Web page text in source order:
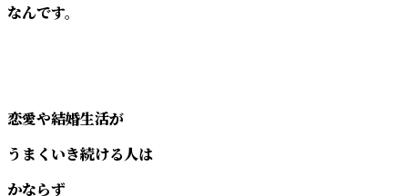
なんです。
恋愛や結婚生活が
うまくいき続ける人は
かならず